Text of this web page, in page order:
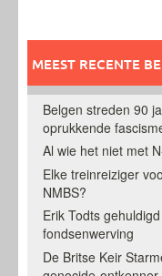
MEEST RECENTE
Belgen streden 90
oprukkende
Al wie het niet met
Elke treinreiziger
NMBS?
Erik Todts
fondsenwerving
De Britse Keir